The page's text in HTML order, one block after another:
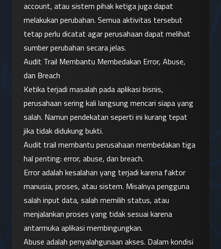
account, atau sistem pihak ketiga juga dapat
melakukan perubahan. Semua aktivitas tersebut
tetap perlu dicatat agar perusahaan dapat melihat
sumber perubahan secara jelas.
Audit Trail Membantu Membedakan Error, Abuse,
dan Breach
Ketika terjadi masalah pada aplikasi bisnis,
perusahaan sering kali langsung mencari siapa yang
salah. Namun pendekatan seperti ini kurang tepat
jika tidak didukung bukti.
Audit trail membantu perusahaan membedakan tiga
hal penting: error, abuse, dan breach.
Error adalah kesalahan yang terjadi karena faktor
manusia, proses, atau sistem. Misalnya pengguna
salah input data, salah memilih status, atau
menjalankan proses yang tidak sesuai karena
antarmuka aplikasi membingungkan.
Abuse adalah penyalahgunaan akses. Dalam kondisi